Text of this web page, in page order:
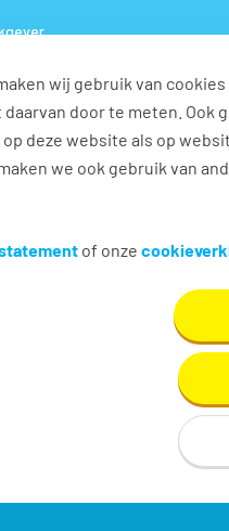
wij gebruik van
door te meten. Ook
deze website als op
we ook gebruik van
of onze
Vacatures
voor Kabeltrekker.